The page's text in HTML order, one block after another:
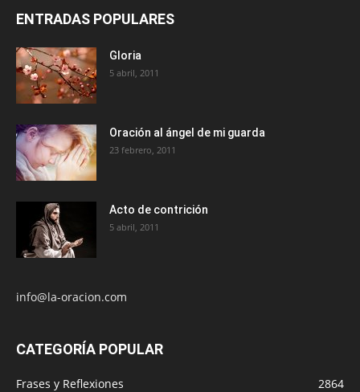
ENTRADAS POPULARES
Gloria
5 abril, 2011
Oración al ángel de mi guarda
23 febrero, 2011
Acto de contrición
5 abril, 2011
info@la-oracion.com
CATEGORÍA POPULAR
Frases y Reflexiones
2864